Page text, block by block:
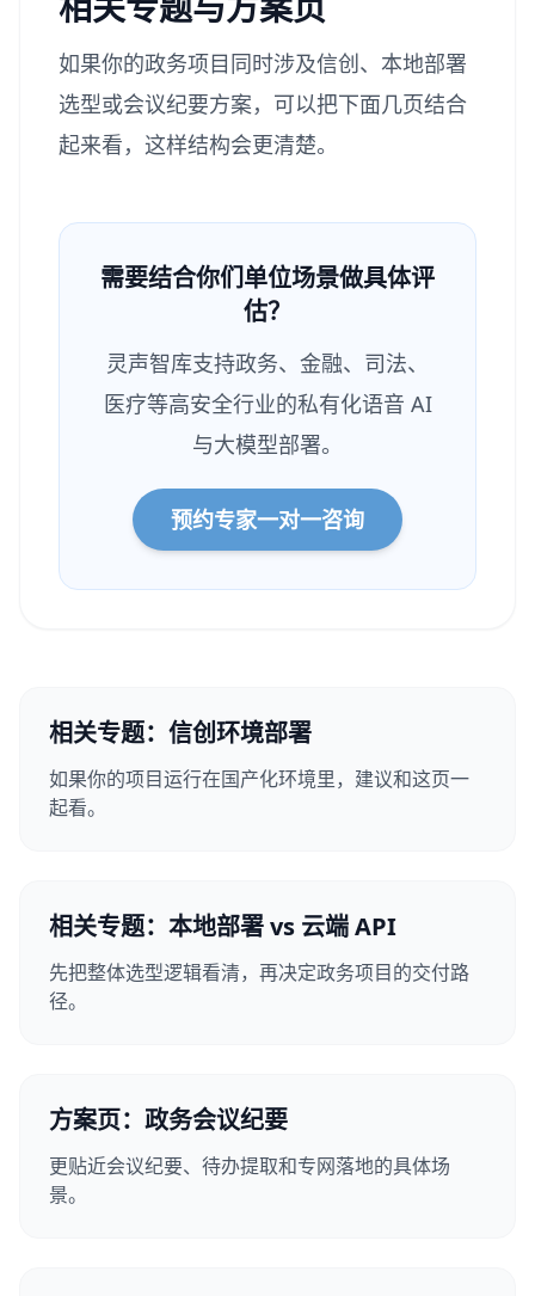
如果你的政务项目同时涉及信创、本地部署
选型或会议纪要方案，可以把下面几页结合
起来看，这样结构会更清楚。
需要结合你们单位场景做具体评
估？
灵声智库支持政务、金融、司法、
医疗等高安全行业的私有化语音 AI
与大模型部署。
预约专家一对一咨询
相关专题：信创环境部署
如果你的项目运行在国产化环境里，建议和这页一
起看。
相关专题：本地部署 vs 云端 API
先把整体选型逻辑看清，再决定政务项目的交付路
径。
方案页：政务会议纪要
更贴近会议纪要、待办提取和专网落地的具体场
景。